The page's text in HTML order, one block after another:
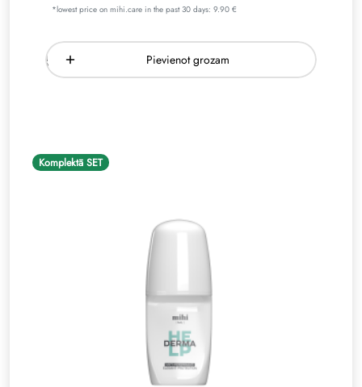
*lowest price on mihi.care in the past 30 days: 9.90 €
Pievienot grozam
Komplektā SET